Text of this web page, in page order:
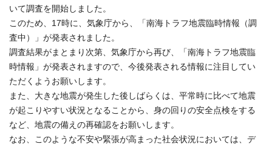
いて調査を開始しました。
このため、17時に、気象庁から、「南海トラフ地震臨時情報（調
査中）」が発表されました。
調査結果がまとまり次第、気象庁から再び、「南海トラフ地震臨
時情報」が発表されますので、今後発表される情報に注目してい
ただくようお願いします。
また、大きな地震が発生した後しばらくは、平常時に比べて地震
が起こりやすい状況となることから、身の回りの安全点検をする
など、地震の備えの再確認をお願いします。
なお、このような不安や緊張が高まった社会状況においては、デ